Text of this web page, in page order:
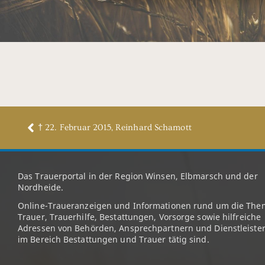
† 22. Februar 2015, Reinhard Schamott
Das Trauerportal in der Region Winsen, Elbmarsch und der
Nordheide.
Online-Traueranzeigen und Informationen rund um die
Trauer, Trauerhilfe, Bestattungen, Vorsorge sowie hilfreiche
Adressen von Behörden, Ansprechpartnern und
im Bereich Bestattungen und Trauer tätig sind.